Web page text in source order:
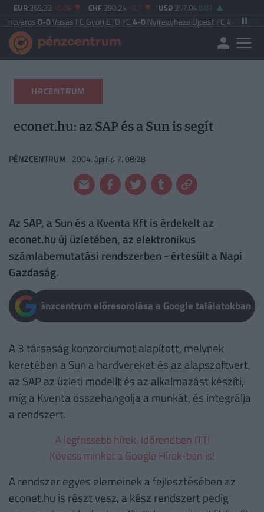
EUR 365.33 -0.08 CHF 390.24 -0.1 USD 317.04 0.07
0-0Vasas FC|Győri ETO FC4-0Nyíregyháza|Újpest FC4-2Debreceni VSC
HRCENTRUM
econet.hu: az SAP és a Sun is segít
PÉNZCENTRUM 2004. április 7. 08:28
Az SAP, a Sun és a Kventa Kft is érdekelt az
econet.hu új üzletében, az elektronikus
számlabemutatási rendszerben - értesült a Napi
Gazdaság.
Pénzcentrum előresorolása a Google találatokban
A 3 társaság konzorciumot alapított, melynek
keretében a Sun a hardvereket és az alapszoftvert,
az SAP az üzleti modellt és az alkalmazást készíti,
míg a Kventa összehangolja a munkát, és integrálja
a rendszert.
A legfrissebb hírek, időrendben ITT!
Kövess minket a Google Hírek-ben is!
A rendszer egyes elemeinek a fejlesztésében az
econet.hu is részt vesz, a kész rendszert pedig